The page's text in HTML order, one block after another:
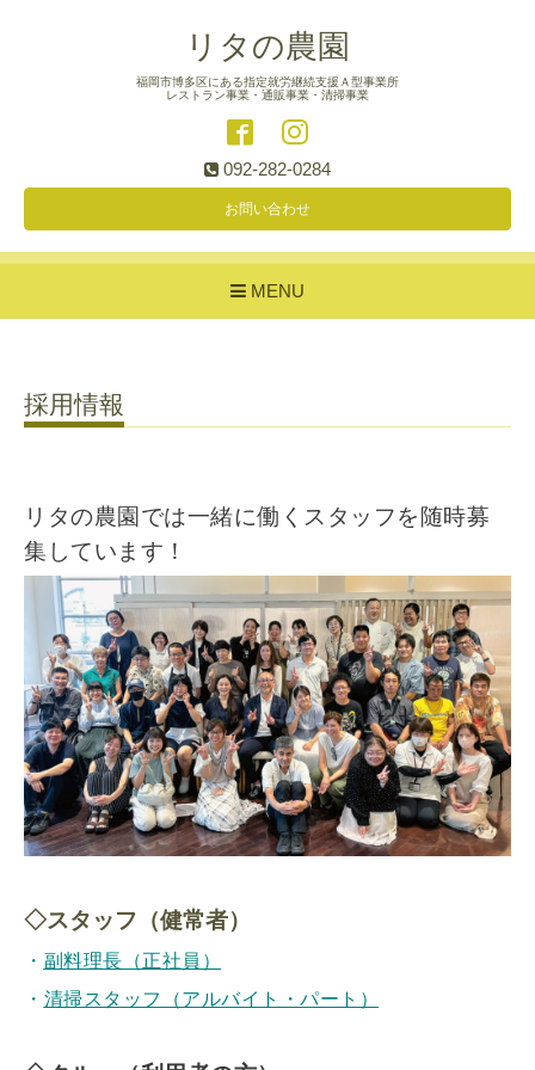
リタの農園
福岡市博多区にある指定就労継続支援Ａ型事業所
レストラン事業・通販事業・清掃事業
092-282-0284
お問い合わせ
MENU
採用情報
リタの農園では一緒に働くスタッフを随時募
集しています！
◇スタッフ（健常者）
・ 副料理長（正社員）
・ 清掃スタッフ（アルバイト・パート）